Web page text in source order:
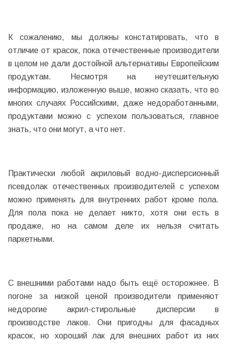
К сожалению, мы должны констатировать, что в
отличие от красок, пока отечественные производители
в целом не дали достойной альтернативы Европейским
продуктам. Несмотря на неутешительную
информацию, изложенную выше, можно сказать, что во
многих случаях Российскими, даже недоработанными,
продуктами можно с успехом пользоваться, главное
знать, что они могут, а что нет.
Практически любой акриловый водно-дисперсионный
псевдолак отечественных производителей с успехом
можно применять для внутренних работ кроме пола.
Для пола пока не делает никто, хотя они есть в
продаже, но на самом деле их нельзя считать
паркетными.
С внешними работами надо быть ещё осторожнее. В
погоне за низкой ценой производители применяют
недорогие акрил-стирольные дисперсии в
производстве лаков. Они пригодны для фасадных
красок, но хороший лак для внешних работ из них